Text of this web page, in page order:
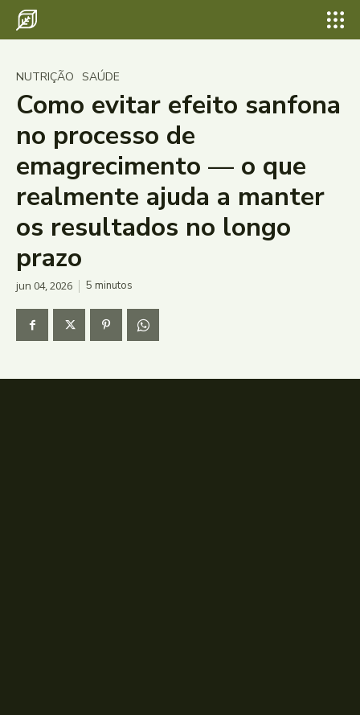
NUTRIÇÃO SAÚDE
Como evitar efeito sanfona
no processo de
emagrecimento — o que
realmente ajuda a manter
os resultados no longo
prazo
jun 04, 2026 5 minutos